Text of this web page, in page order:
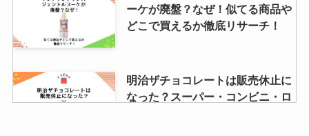
ーケが廃盤？なぜ！似てる商品や
どこで買えるか徹底リサーチ！
明治ザチョコレートは販売休止に
なった？スーパー・コンビニ・ロ